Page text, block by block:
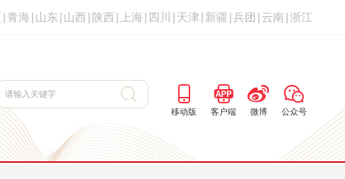
青海 山东 山西 陕西 上海 四川 天津 新疆 兵团 云南 浙江
移动版 客户端 微博 公众号